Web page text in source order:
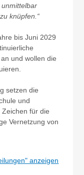
knüpfen.“
bis Juni 2029
und wollen die
setzen die
und
für die
Vernetzung von
anzeigen